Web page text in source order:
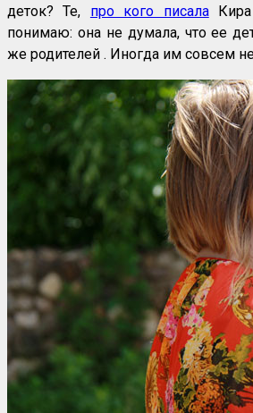
деток? Те, про кого писалаКира
понимаю: она не думала, что ее
же родителей . Иногда им совсем